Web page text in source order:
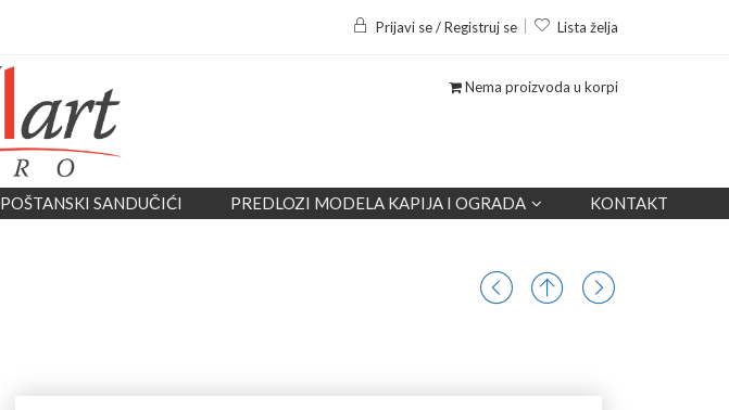
Prijavi se / Registruj se Lista želja
Nema proizvoda u korpi
POŠTANSKI SANDUČIĆI PREDLOZI MODELA KAPIJA I OGRADA KONTAKT